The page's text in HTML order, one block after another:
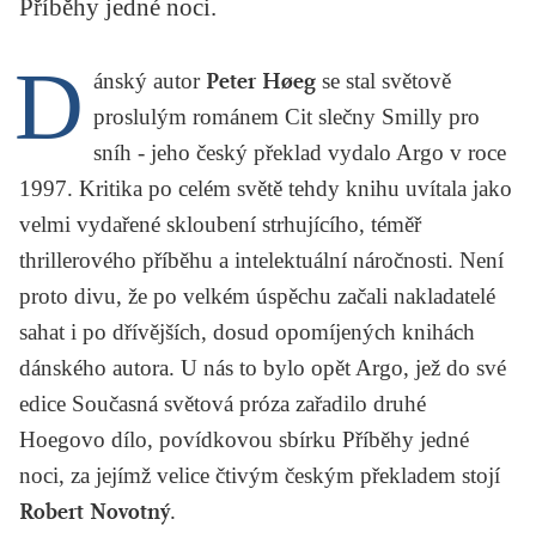
SLOUPEK
ILIGLOSA
Příběhy jedné noci.
D ánský autor Peter Høeg se stal světově
proslulým románem Cit slečny Smilly pro
sníh - jeho český překlad vydalo Argo v roce
1997. Kritika po celém světě tehdy knihu uvítala jako
velmi vydařené skloubení strhujícího, téměř
thrillerového příběhu a intelektuální náročnosti. Není
proto divu, že po velkém úspěchu začali nakladatelé
sahat i po dřívějších, dosud opomíjených knihách
dánského autora. U nás to bylo opět Argo, jež do své
edice Současná světová próza zařadilo druhé
Hoegovo dílo, povídkovou sbírku Příběhy jedné
noci, za jejímž velice čtivým českým překladem stojí
Robert Novotný.